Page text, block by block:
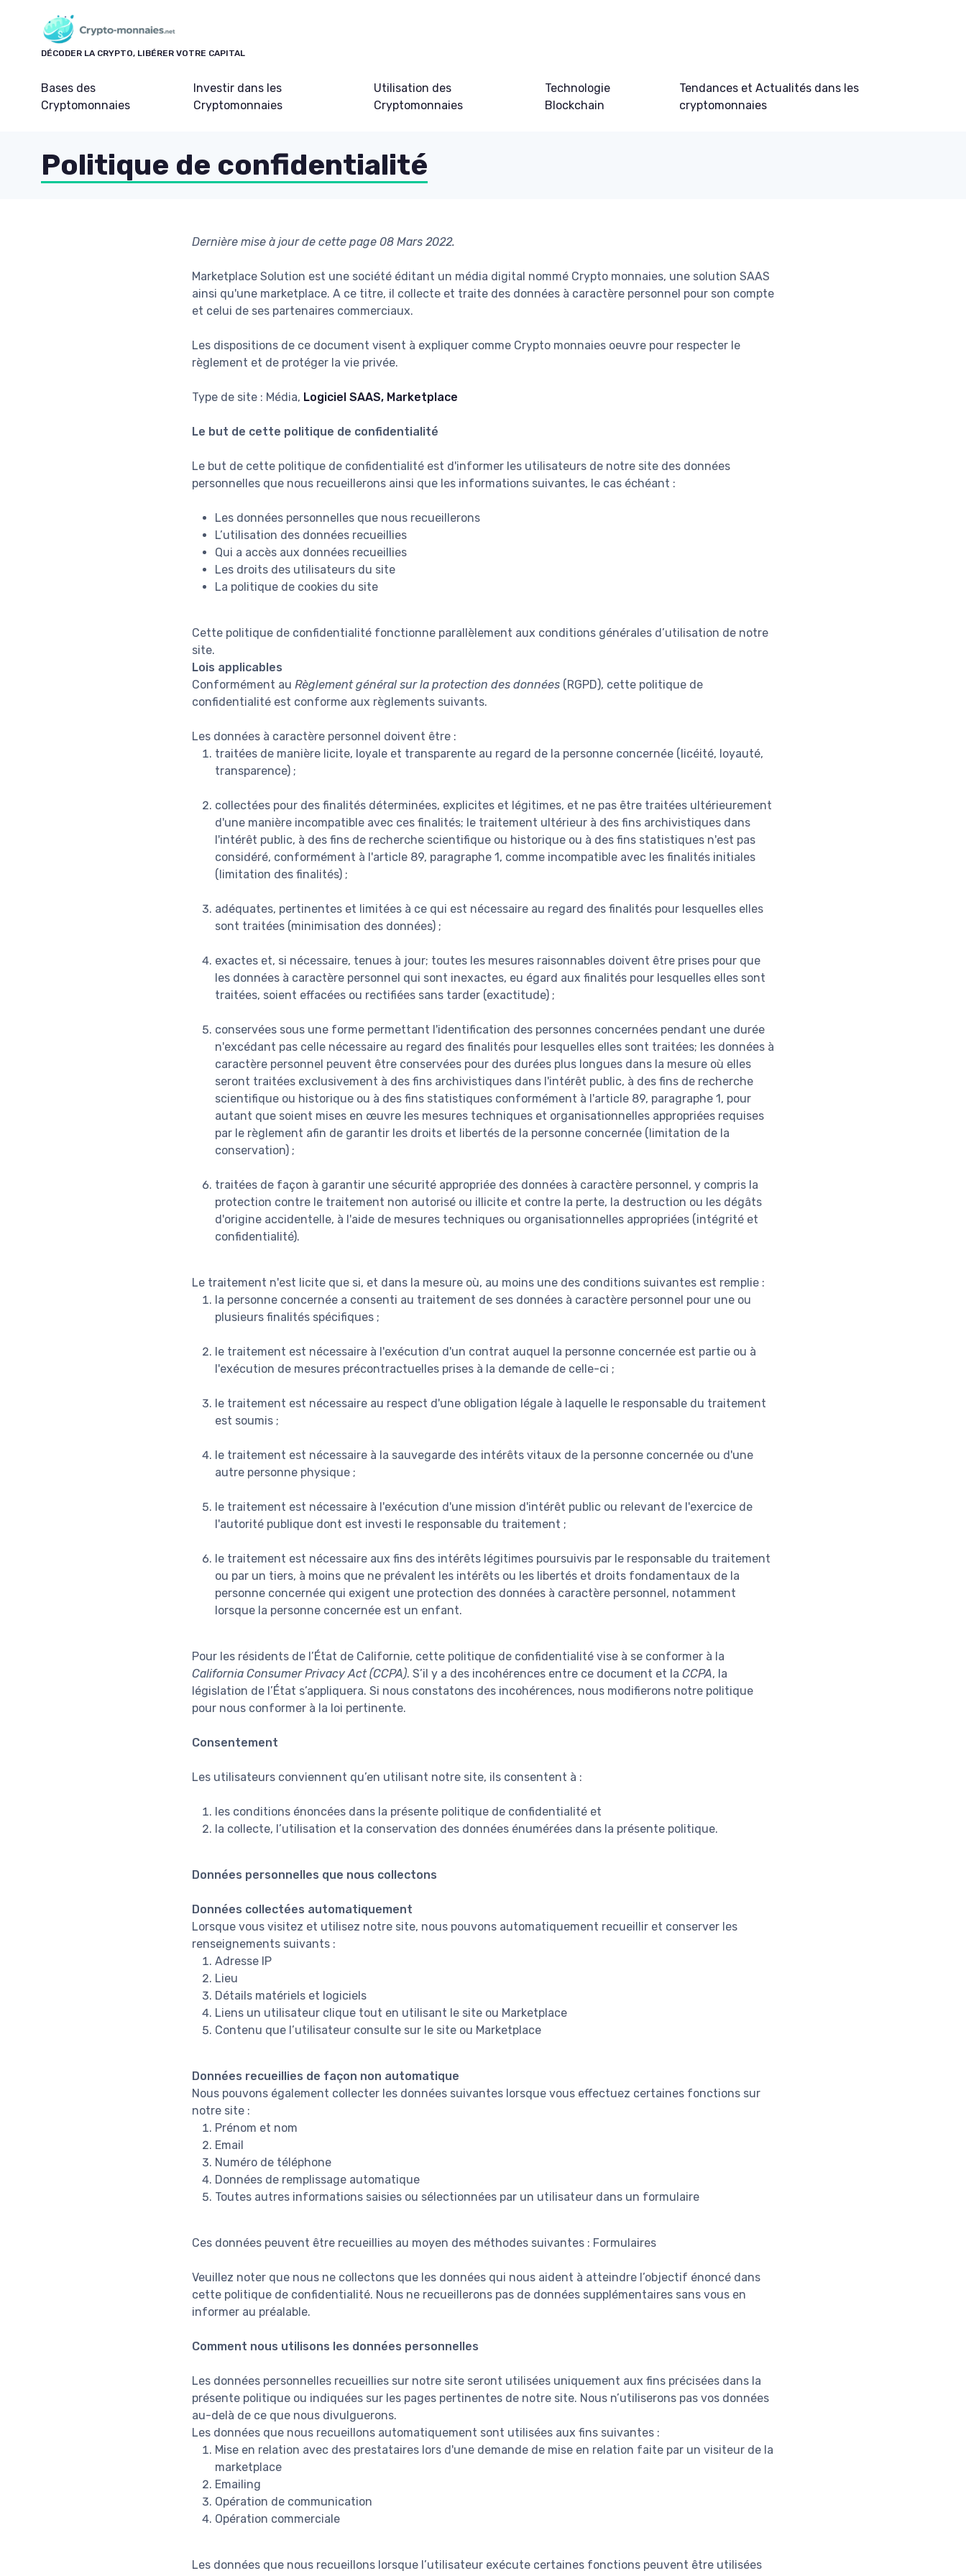
DÉCODER LA CRYPTO, LIBÉRER VOTRE CAPITAL
Bases des
Cryptomonnaies
Investir dans les
Cryptomonnaies
Utilisation des
Cryptomonnaies
Technologie
Blockchain
Tendances et Actualités dans les
cryptomonnaies
Politique de confidentialité
Dernière mise à jour de cette page 08 Mars 2022.
Marketplace Solution est une société éditant un média digital nommé Crypto monnaies, une solution SAAS
ainsi qu'une marketplace. A ce titre, il collecte et traite des données à caractère personnel pour son compte
et celui de ses partenaires commerciaux.
Les dispositions de ce document visent à expliquer comme Crypto monnaies oeuvre pour respecter le
règlement et de protéger la vie privée.
Type de site : Média, Logiciel SAAS, Marketplace
Le but de cette politique de confidentialité
Le but de cette politique de confidentialité est d'informer les utilisateurs de notre site des données
personnelles que nous recueillerons ainsi que les informations suivantes, le cas échéant :
Les données personnelles que nous recueillerons
L’utilisation des données recueillies
Qui a accès aux données recueillies
Les droits des utilisateurs du site
La politique de cookies du site
Cette politique de confidentialité fonctionne parallèlement aux conditions générales d’utilisation de notre
site.
Lois applicables
Conformément au Règlement général sur la protection des données (RGPD), cette politique de
confidentialité est conforme aux règlements suivants.
Les données à caractère personnel doivent être :
traitées de manière licite, loyale et transparente au regard de la personne concernée (licéité, loyauté,
transparence) ;
collectées pour des finalités déterminées, explicites et légitimes, et ne pas être traitées ultérieurement
d'une manière incompatible avec ces finalités; le traitement ultérieur à des fins archivistiques dans
l'intérêt public, à des fins de recherche scientifique ou historique ou à des fins statistiques n'est pas
considéré, conformément à l'article 89, paragraphe 1, comme incompatible avec les finalités initiales
(limitation des finalités) ;
adéquates, pertinentes et limitées à ce qui est nécessaire au regard des finalités pour lesquelles elles
sont traitées (minimisation des données) ;
exactes et, si nécessaire, tenues à jour; toutes les mesures raisonnables doivent être prises pour que
les données à caractère personnel qui sont inexactes, eu égard aux finalités pour lesquelles elles sont
traitées, soient effacées ou rectifiées sans tarder (exactitude) ;
conservées sous une forme permettant l'identification des personnes concernées pendant une durée
n'excédant pas celle nécessaire au regard des finalités pour lesquelles elles sont traitées; les données à
caractère personnel peuvent être conservées pour des durées plus longues dans la mesure où elles
seront traitées exclusivement à des fins archivistiques dans l'intérêt public, à des fins de recherche
scientifique ou historique ou à des fins statistiques conformément à l'article 89, paragraphe 1, pour
autant que soient mises en œuvre les mesures techniques et organisationnelles appropriées requises
par le règlement afin de garantir les droits et libertés de la personne concernée (limitation de la
conservation) ;
traitées de façon à garantir une sécurité appropriée des données à caractère personnel, y compris la
protection contre le traitement non autorisé ou illicite et contre la perte, la destruction ou les dégâts
d'origine accidentelle, à l'aide de mesures techniques ou organisationnelles appropriées (intégrité et
confidentialité).
Le traitement n'est licite que si, et dans la mesure où, au moins une des conditions suivantes est remplie :
la personne concernée a consenti au traitement de ses données à caractère personnel pour une ou
plusieurs finalités spécifiques ;
le traitement est nécessaire à l'exécution d'un contrat auquel la personne concernée est partie ou à
l'exécution de mesures précontractuelles prises à la demande de celle-ci ;
le traitement est nécessaire au respect d'une obligation légale à laquelle le responsable du traitement
est soumis ;
le traitement est nécessaire à la sauvegarde des intérêts vitaux de la personne concernée ou d'une
autre personne physique ;
le traitement est nécessaire à l'exécution d'une mission d'intérêt public ou relevant de l'exercice de
l'autorité publique dont est investi le responsable du traitement ;
le traitement est nécessaire aux fins des intérêts légitimes poursuivis par le responsable du traitement
ou par un tiers, à moins que ne prévalent les intérêts ou les libertés et droits fondamentaux de la
personne concernée qui exigent une protection des données à caractère personnel, notamment
lorsque la personne concernée est un enfant.
Pour les résidents de l’État de Californie, cette politique de confidentialité vise à se conformer à la
California Consumer Privacy Act (CCPA). S’il y a des incohérences entre ce document et la CCPA, la
législation de l’État s’appliquera. Si nous constatons des incohérences, nous modifierons notre politique
pour nous conformer à la loi pertinente.
Consentement
Les utilisateurs conviennent qu’en utilisant notre site, ils consentent à :
les conditions énoncées dans la présente politique de confidentialité et
la collecte, l’utilisation et la conservation des données énumérées dans la présente politique.
Données personnelles que nous collectons
Données collectées automatiquement
Lorsque vous visitez et utilisez notre site, nous pouvons automatiquement recueillir et conserver les
renseignements suivants :
Adresse IP
Lieu
Détails matériels et logiciels
Liens un utilisateur clique tout en utilisant le site ou Marketplace
Contenu que l’utilisateur consulte sur le site ou Marketplace
Données recueillies de façon non automatique
Nous pouvons également collecter les données suivantes lorsque vous effectuez certaines fonctions sur
notre site :
Prénom et nom
Email
Numéro de téléphone
Données de remplissage automatique
Toutes autres informations saisies ou sélectionnées par un utilisateur dans un formulaire
Ces données peuvent être recueillies au moyen des méthodes suivantes : Formulaires
Veuillez noter que nous ne collectons que les données qui nous aident à atteindre l’objectif énoncé dans
cette politique de confidentialité. Nous ne recueillerons pas de données supplémentaires sans vous en
informer au préalable.
Comment nous utilisons les données personnelles
Les données personnelles recueillies sur notre site seront utilisées uniquement aux fins précisées dans la
présente politique ou indiquées sur les pages pertinentes de notre site. Nous n’utiliserons pas vos données
au-delà de ce que nous divulguerons.
Les données que nous recueillons automatiquement sont utilisées aux fins suivantes :
Mise en relation avec des prestataires lors d'une demande de mise en relation faite par un visiteur de la
marketplace
Emailing
Opération de communication
Opération commerciale
Les données que nous recueillons lorsque l’utilisateur exécute certaines fonctions peuvent être utilisées